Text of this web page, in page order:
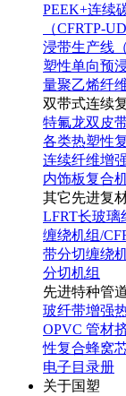
PEEK+连续
（CFRTP-
浸带生产线
塑性单向预
量聚乙烯纤
双带式连续
特氟龙双皮
各类热塑性
连续纤维增
内饰板复合
其它先进复
LFRT长玻璃
缠绕机组/
带分切缠绕
分切机组
先进特种管
玻纤带增强
OPVC 管材
性复合蜂窝
电子目录册
关于国塑